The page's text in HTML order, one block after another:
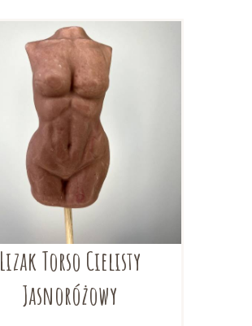
Lizak Torso Cielisty
Jasnoróżowy